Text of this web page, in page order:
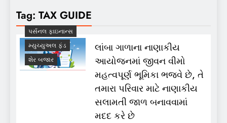
Tag: TAX GUIDE
પર્સનલ ફાઇનાન્સ
મ્યુચ્યુઅલ ફંડ
શેર બજાર
લાંબા ગાળાના નાણાકીય
આયોજનમાં જીવન વીમો
મહત્વપૂર્ણ ભૂમિકા ભજવે છે, તે
તમારા પરિવાર માટે નાણાકીય
સલામતી જાળ બનાવવામાં
મદદ કરે છે